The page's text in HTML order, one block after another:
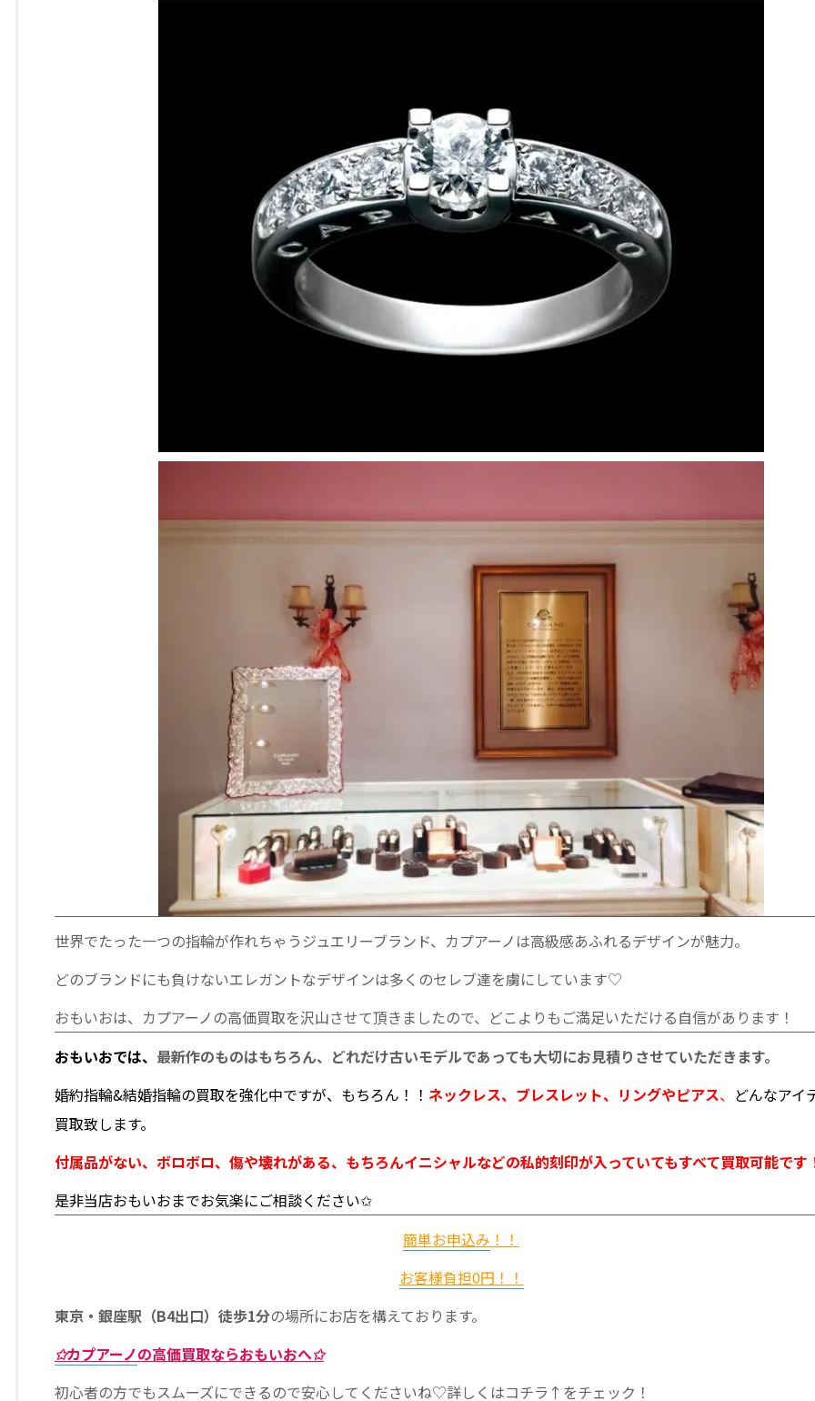
世界でたった一つの指輪が作れちゃうジュエリーブランド、カプアーノは高級感あふれるデザインが魅力。
どのブランドにも負けないエレガントなデザインは多くのセレブ達を虜にしています♡
おもいおは、カプアーノの高価買取を沢山させて頂きましたので、どこよりもご満足いただける自信があります！
おもいおでは、 最新作のものはもちろん、どれだけ古いモデルであっても大切にお見積りさせていただきます。
婚約指輪&結婚指輪の買取を強化中ですが、もちろん！！ ネックレス、ブレスレット、リングやピアス、 どんなアイ
買取致します。
付属品がない、ボロボロ、傷や壊れがある、もちろんイニシャルなどの私的刻印が入っていてもすべて買取可能です
是非当店おもいおまでお気楽にご相談ください✩
簡単お申込み ！！
お客様負担0円！！
東京・銀座駅（B4出口）徒歩1分の場所にお店を構えております。
✩カプアーノの高価買取ならおもいおへ✩
初心者の方でもスムーズにできるので安心してくださいね♡詳しくはコチラ↑をチェック！